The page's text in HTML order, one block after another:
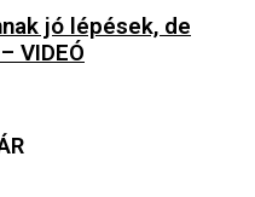
jó lépések, de
VIDEÓ